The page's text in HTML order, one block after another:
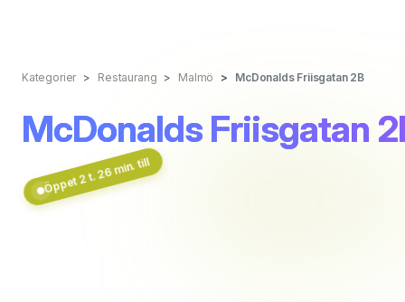
Kategorier Restaurang Malmö McDonalds Friisgatan 2B
McDonalds Friisgatan
Öppet 2 t. 26 min. till